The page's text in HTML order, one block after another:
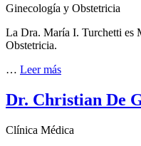
Ginecología y Obstetricia
La Dra. María I. Turchetti es
Obstetricia.
… Leer más
Dr. Christian De
Clínica Médica